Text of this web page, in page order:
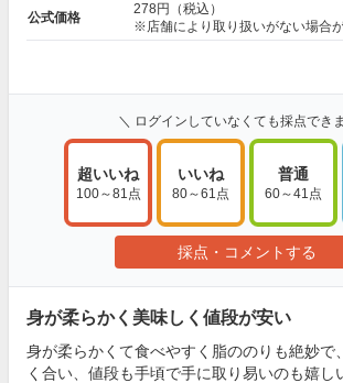
公式価格
278円（税込）
※店舗により取り扱いがない場合が
＼ ログインしていなくても採点でき
超いいね
100～81点
いいね
80～61点
普通
60～41点
採点・コメントする
身が柔らかく美味しく値段が安い
身が柔らかくて食べやすく脂ののりも絶妙で
く合い、値段も手頃で手に取り易いのも嬉し